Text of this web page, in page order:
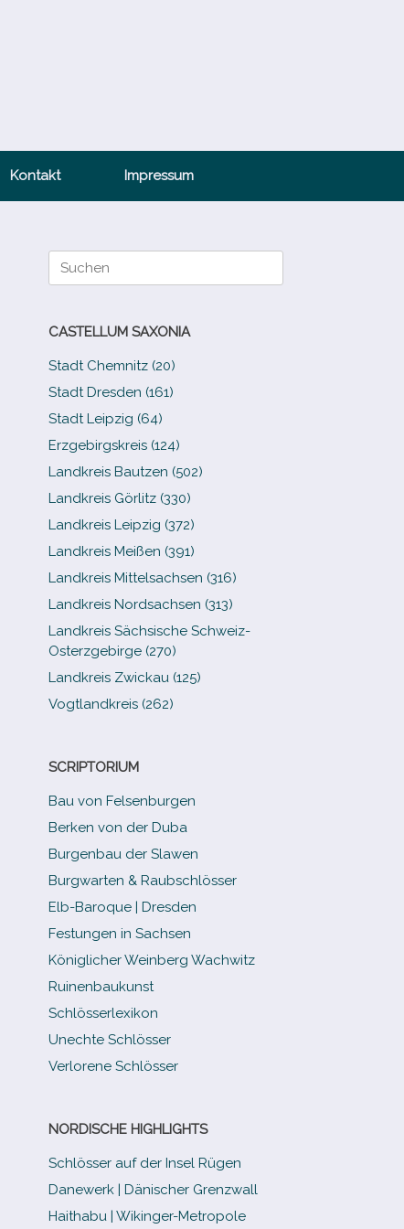
Kontakt Impressum
Suche
nach:
CASTELLUM SAXONIA
Stadt Chemnitz (20)
Stadt Dresden (161)
Stadt Leipzig (64)
Erzgebirgskreis (124)
Landkreis Bautzen (502)
Landkreis Görlitz (330)
Landkreis Leipzig (372)
Landkreis Meißen (391)
Landkreis Mittelsachsen (316)
Landkreis Nordsachsen (313)
Landkreis Sächsische Schweiz-​
Osterzgebirge (270)
Landkreis Zwickau (125)
Vogtlandkreis (262)
SCRIPTORIUM
Bau von Felsenburgen
Berken von der Duba
Burgenbau der Slawen
Burgwarten & Raubschlösser
Elb-​Baroque | Dresden
Festungen in Sachsen
Königlicher Weinberg Wachwitz
Ruinenbaukunst
Schlösserlexikon
Unechte Schlösser
Verlorene Schlösser
NORDISCHE HIGHLIGHTS
Schlösser auf der Insel Rügen
Danewerk | Dänischer Grenzwall
Haithabu | Wikinger-Metropole